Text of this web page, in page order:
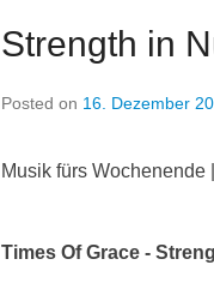
Strength in
Posted on 16. Dezember
Musik fürs Wochenende
Times Of Grace -